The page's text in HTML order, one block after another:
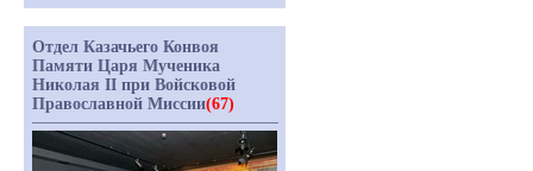
Отдел Казачьего Конвоя
Памяти Царя Мученика
Николая II при Войсковой
Православной Миссии(67)